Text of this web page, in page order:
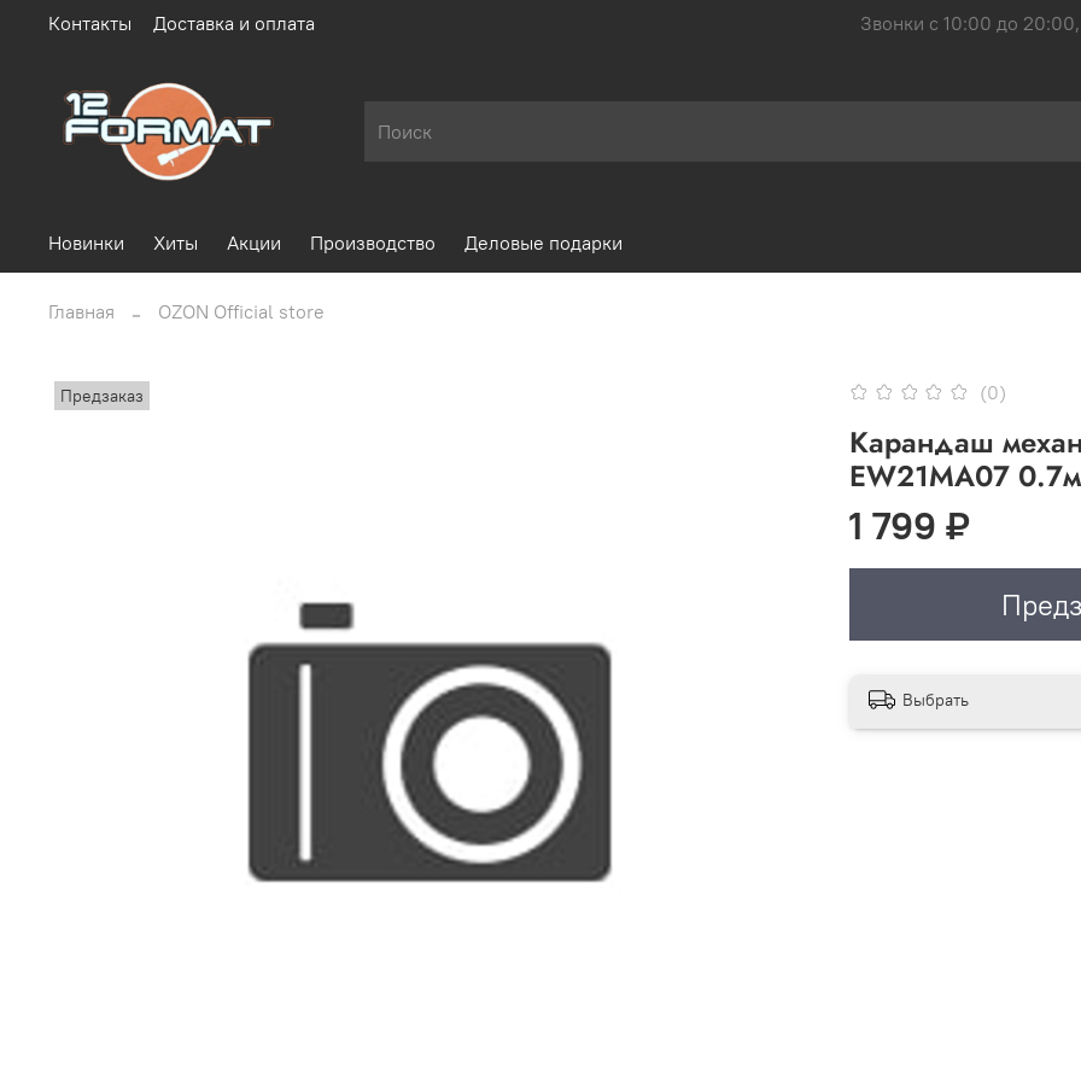
Контакты Доставка и оплата Звонки с 10:00 до
Новинки Хиты Акции Производство Деловые подарки
Главная OZON Official store
Предзаказ (0)
Карандаш
EW21MA07
1 799 ₽
Выбрать